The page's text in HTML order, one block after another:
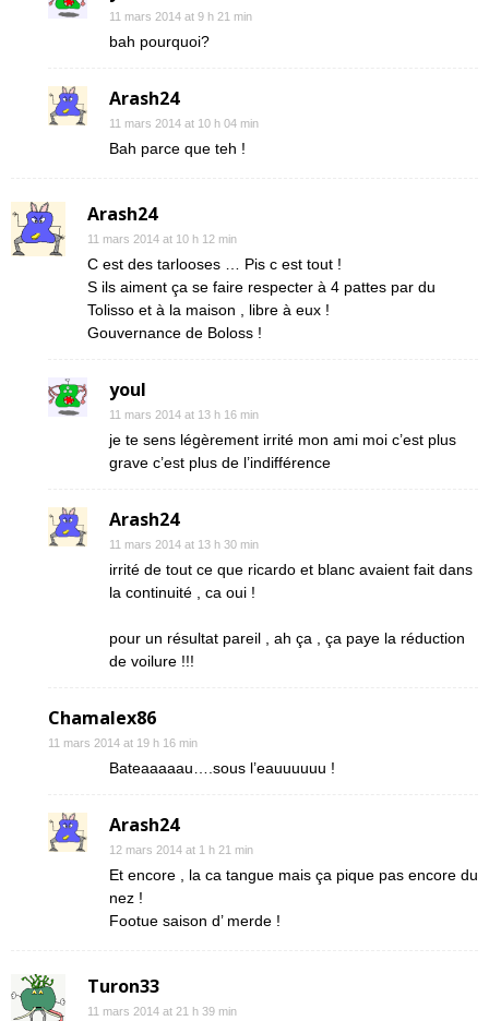
11 mars 2014 at 9 h 21 min
bah pourquoi?
Arash24
11 mars 2014 at 10 h 04 min
Bah parce que teh !
Arash24
11 mars 2014 at 10 h 12 min
C est des tarlooses … Pis c est tout !
S ils aiment ça se faire respecter à 4 pattes par du
Tolisso et à la maison , libre à eux !
Gouvernance de Boloss !
youl
11 mars 2014 at 13 h 16 min
je te sens légèrement irrité mon ami moi c’est plus
grave c’est plus de l’indifférence
Arash24
11 mars 2014 at 13 h 30 min
irrité de tout ce que ricardo et blanc avaient fait dans
la continuité , ca oui !
pour un résultat pareil , ah ça , ça paye la réduction
de voilure !!!
Chamalex86
11 mars 2014 at 19 h 16 min
Bateaaaaau….sous l’eauuuuuu !
Arash24
12 mars 2014 at 1 h 21 min
Et encore , la ca tangue mais ça pique pas encore du
nez !
Footue saison d’ merde !
Turon33
11 mars 2014 at 21 h 39 min